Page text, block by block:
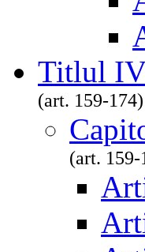
Titlul IV
(art. 159-174)
(art. 159-